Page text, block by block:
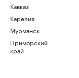
Кавказ
Карелия
Мурманск
Приморский
край